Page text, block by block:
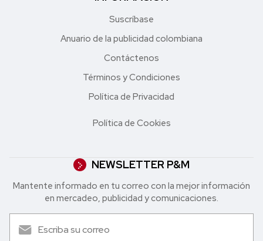
Suscríbase
Anuario de la publicidad colombiana
Contáctenos
Términos y Condiciones
Política de Privacidad
Política de Cookies
NEWSLETTER P&M
Mantente informado en tu correo con la mejor in formación
en mercadeo, publicidad y comunicaciones.